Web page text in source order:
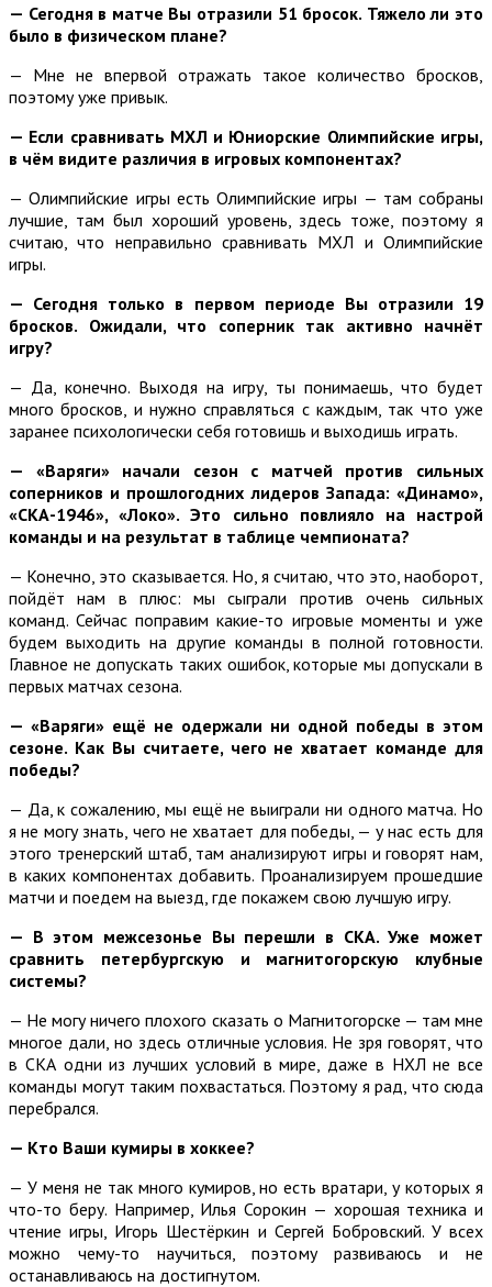
— Сегодня в матче Вы отразили 51 бросок. Тяжело ли это
было в физическом плане?
— Мне не впервой отражать такое количество бросков,
поэтому уже привык.
— Если сравнивать МХЛ и Юниорские Олимпийские игры,
в чём видите различия в игровых компонентах?
— Олимпийские игры есть Олимпийские игры — там собраны
лучшие, там был хороший уровень, здесь тоже, поэтому я
считаю, что неправильно сравнивать МХЛ и Олимпийские
игры.
— Сегодня только в первом периоде Вы отразили 19
бросков. Ожидали, что соперник так активно начнёт
игру?
— Да, конечно. Выходя на игру, ты понимаешь, что будет
много бросков, и нужно справляться с каждым, так что уже
заранее психологически себя готовишь и выходишь играть.
— «Варяги» начали сезон с матчей против сильных
соперников и прошлогодних лидеров Запада: «Динамо»,
«СКА-1946», «Локо». Это сильно повлияло на настрой
команды и на результат в таблице чемпионата?
— Конечно, это сказывается. Но, я считаю, что это, наоборот,
пойдёт нам в плюс: мы сыграли против очень сильных
команд. Сейчас поправим какие-то игровые моменты и уже
будем выходить на другие команды в полной готовности.
Главное не допускать таких ошибок, которые мы допускали в
первых матчах сезона.
— «Варяги» ещё не одержали ни одной победы в этом
сезоне. Как Вы считаете, чего не хватает команде для
победы?
— Да, к сожалению, мы ещё не выиграли ни одного матча. Но
я не могу знать, чего не хватает для победы, — у нас есть для
этого тренерский штаб, там анализируют игры и говорят нам,
в каких компонентах добавить. Проанализируем прошедшие
матчи и поедем на выезд, где покажем свою лучшую игру.
— В этом межсезонье Вы перешли в СКА. Уже может
сравнить петербургскую и магнитогорскую клубные
системы?
— Не могу ничего плохого сказать о Магнитогорске — там мне
многое дали, но здесь отличные условия. Не зря говорят, что
в СКА одни из лучших условий в мире, даже в НХЛ не все
команды могут таким похвастаться. Поэтому я рад, что сюда
перебрался.
— Кто Ваши кумиры в хоккее?
— У меня не так много кумиров, но есть вратари, у которых я
что-то беру. Например, Илья Сорокин — хорошая техника и
чтение игры, Игорь Шестёркин и Сергей Бобровский. У всех
можно чему-то научиться, поэтому развиваюсь и не
останавливаюсь на достигнутом.